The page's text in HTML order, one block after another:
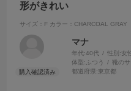
形がきれい
サイズ：F カラー：CHARCOAL GRAY
マナ
年代:40代 性別:女
体型: ふつう 靴の
都道府県:東京都